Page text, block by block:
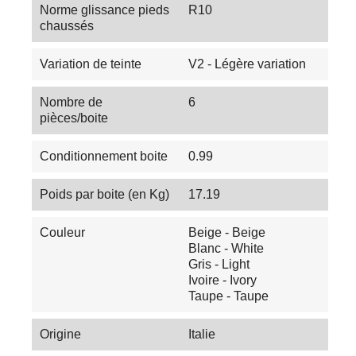
Norme glissance pieds
chaussés
R10
Variation de teinte V2 - Légère variation
Nombre de
pièces/boite
6
Conditionnement boite 0.99
Poids par boite (en Kg) 17.19
Couleur
Beige - Beige
Blanc - White
Gris - Light
Ivoire - Ivory
Taupe - Taupe
Origine Italie